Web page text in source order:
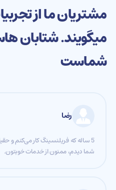
مشتریان ما از
میگویند. شتابان
شماست
رضا
5 ساله که فریلنسینگ کار می‌کنم و
شما دیدم، ممنون از خدمات خوبتون.